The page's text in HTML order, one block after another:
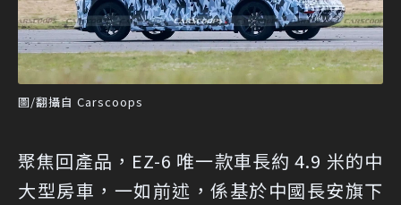
圖/翻攝自 Carscoops
聚焦回產品，EZ-6 唯一款車長約 4.9 米的中
大型房車，一如前述，係基於中國長安旗下